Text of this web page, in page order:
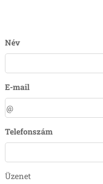
Név
E-mail
Telefonszám
Üzenet